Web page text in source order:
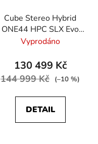
Cube Stereo Hybrid
ONE44 HPC SLX Evo
800 stellar´n´grey
Vyprodáno
130 499 Kč
144 999 Kč (–10 %)
DETAIL